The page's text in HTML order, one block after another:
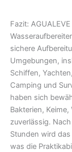
Fazit:
sichere
Umgebungen,
Schiffen,
Camping und
haben sich
Bakterien,
zuverlässig.
Stunden wird
was die